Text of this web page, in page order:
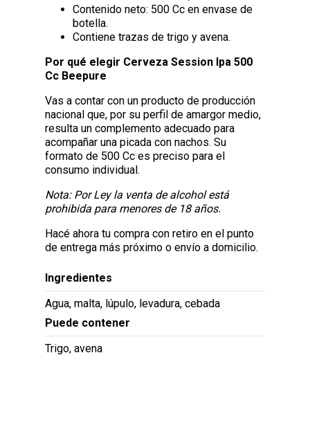
Contenido neto: 500 Cc en envase de
botella.
Contiene trazas de trigo y avena.
Por qué elegir Cerveza Session Ipa 500
Cc Beepure
Vas a contar con un producto de producción
nacional que, por su perfil de amargor medio,
resulta un complemento adecuado para
acompañar una picada con nachos. Su
formato de 500 Cc es preciso para el
consumo individual.
Nota: Por Ley la venta de alcohol está
prohibida para menores de 18 años.
Hacé ahora tu compra con retiro en el punto
de entrega más próximo o envío a domicilio.
Ingredientes
Agua, malta, lúpulo, levadura, cebada
Puede contener
Trigo, avena